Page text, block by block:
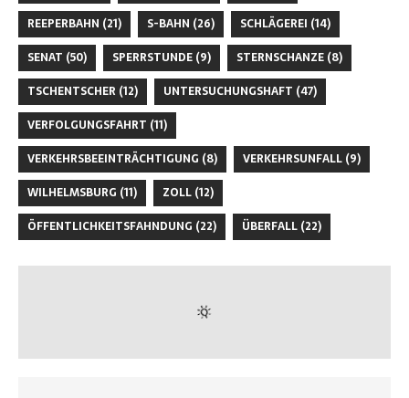
REEPERBAHN (21) S-BAHN (26) SCHLÄGEREI (14)
SENAT (50) SPERRSTUNDE (9) STERNSCHANZE (8)
TSCHENTSCHER (12) UNTERSUCHUNGSHAFT (47)
VERFOLGUNGSFAHRT (11)
VERKEHRSBEEINTRÄCHTIGUNG (8) VERKEHRSUNFALL (9)
WILHELMSBURG (11) ZOLL (12)
ÖFFENTLICHKEITSFAHNDUNG (22) ÜBERFALL (22)